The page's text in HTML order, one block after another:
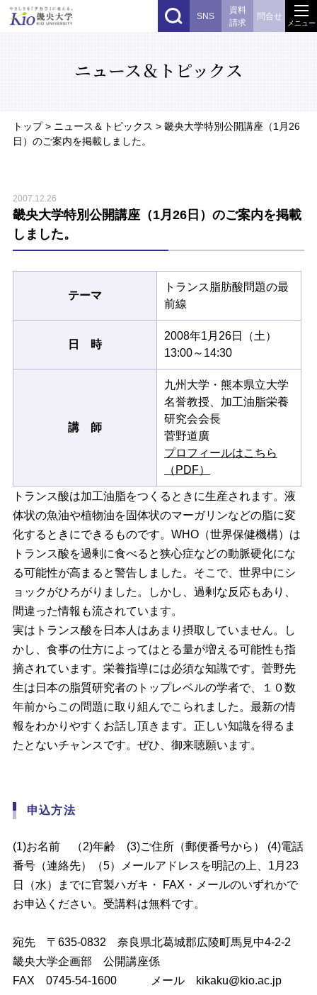
メニュー
SNS
資料
請求
問合せ
ニュース＆トピックス
トップ> ニュース＆トピックス > 畿央大学特別公開講座（1月26
日）のご案内を掲載しました。
2007.12.26
畿央大学特別公開講座（1月26日）のご案内を掲載
しました。
テーマ
トランス脂肪酸問題の最
前線
日 時
2008年1月26日（土）
13:00～14:30
講 師
九州大学・熊本県立大学
名誉教授、加工油脂栄養
研究会会長
菅野道廣
プロフィールはこちら
（PDF）
トランス酸は加工油脂をつくるときに生産されます。液
体状の魚油や植物油を固体状のマーガリンなどの脂に変
化するときにできるものです。WHO（世界保健機構）は
トランス酸を過剰に食べると狭心症などの動脈硬化にな
る可能性が高まると警告しました。そこで、世界中にシ
ョックがひろがりました。しかし、過剰な反応もあり、
間違った情報も流されています。
実はトランス酸を日本人はあまり摂取していません。し
かし、食事の仕方によってはとる量が増える可能性も指
摘されています。栄養指導には必須な知識です。菅野先
生は日本の脂質研究者のトップレベルの学者で、１０数
年前からこの問題に取り組んでこられました。最新の情
報をわかりやすくお話し頂きます。正しい知識を得るま
たとないチャンスです。ぜひ、御来聴願います。
申込方法
(1)お名前 （2)年齢 (3)ご住所（郵便番号から） (4)電話
番号（連絡先）（5）メールアドレスを明記の上、1月23
日（水）までに官製ハガキ・ FAX・メールのいずれかで
お申込ください。受講料は無料です。
宛先 〒635-0832 奈良県北葛城郡広陵町馬見中4-2-2
畿央大学企画部 公開講座係
FAX 0745-54-1600 メール kikaku@kio.ac.jp